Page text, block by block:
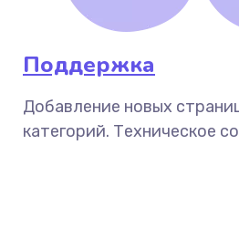
Поддержка
Добавление новых
категорий. Техническое